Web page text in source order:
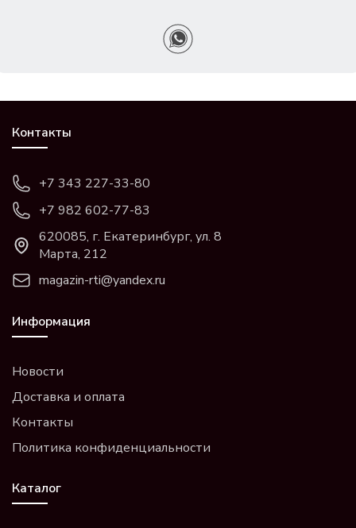
Контакты
+7 343 227-33-80
+7 982 602-77-83
620085, г. Екатеринбург, ул. 8
Марта, 212
magazin-rti@yandex.ru
Информация
Новости
Доставка и оплата
Контакты
Политика конфиденциальности
Каталог